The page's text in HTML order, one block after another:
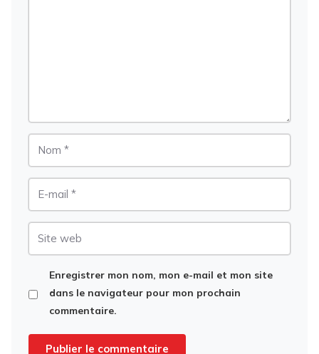
Enregistrer mon nom, mon e-mail et mon site
dans le navigateur pour mon prochain
commentaire.